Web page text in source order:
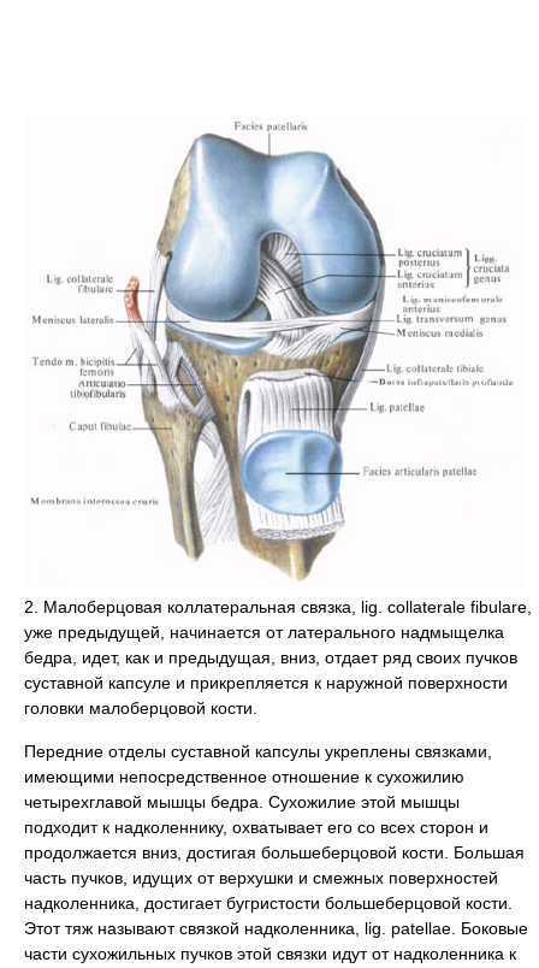
2. Малоберцовая коллатеральная связка, lig. collateralе fibularе,
уже предыдущей, начинается от латерального надмыщелка
бедра, идет, как и предыдущая, вниз, отдает ряд своих пучков
суставной капсуле и прикрепляется к наружной поверхности
головки малоберцовой кости.
Передние отделы суставной капсулы укреплены связками,
имеющими непосредственное отношение к сухожилию
четырехглавой мышцы бедра. Сухожилие этой мышцы
подходит к надколеннику, охватывает его со всех сторон и
продолжается вниз, достигая большеберцовой кости. Большая
часть пучков, идущих от верхушки и смежных поверхностей
надколенника, достигает бугристости большеберцовой кости.
Этот тяж называют связкой надколенника, lig. patellae. Боковые
части сухожильных пучков этой связки идут от надколенника к